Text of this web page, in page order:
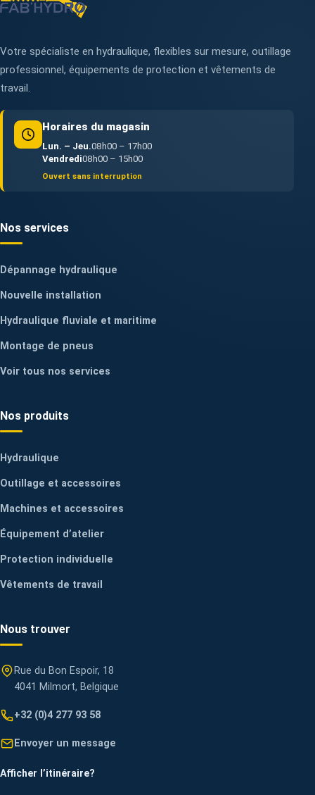
Votre spécialiste en hydraulique, flexibles sur mesure, outillage
professionnel, équipements de protection et vêtements de
travail.
Horaires du magasin
Lun. – Jeu.08h00 – 17h00
Vendredi08h00 – 15h00
Ouvert sans interruption
Nos services
Dépannage hydraulique
Nouvelle installation
Hydraulique fluviale et maritime
Montage de pneus
Voir tous nos services
Nos produits
Hydraulique
Outillage et accessoires
Machines et accessoires
Équipement d’atelier
Protection individuelle
Vêtements de travail
Nous trouver
Rue du Bon Espoir, 18
4041 Milmort, Belgique
+32 (0)4 277 93 58
Envoyer un message
Afficher l’itinéraire?